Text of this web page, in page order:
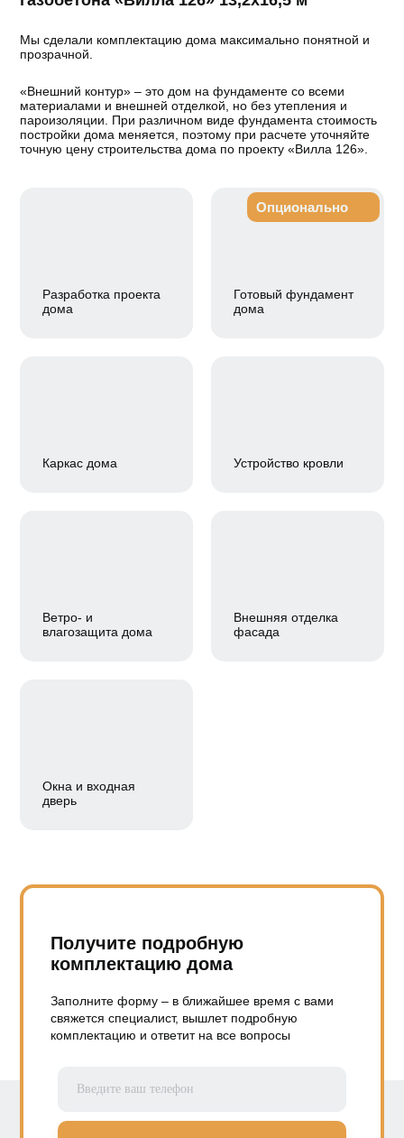
Мы сделали комплектацию дома максимально понятной и
прозрачной.
«Внешний контур» – это дом на фундаменте со всеми
материалами и внешней отделкой, но без утепления и
пароизоляции. При различном виде фундамента стоимость
постройки дома меняется, поэтому при расчете уточняйте
точную цену строительства дома по проекту «Вилла 126».
Разработка проекта
дома
Опционально
Готовый фундамент
дома
Каркас дома Устройство кровли
Ветро- и
влагозащита дома
Внешняя отделка
фасада
Окна и входная
дверь
Получите подробную
комплектацию дома
Заполните форму – в ближайшее время с вами
свяжется специалист, вышлет подробную
комплектацию и ответит на все вопросы